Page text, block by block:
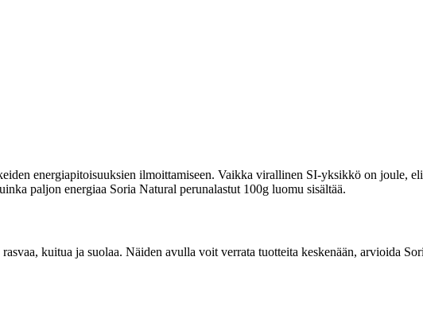
energiapitoisuuksien ilmoittamiseen. Vaikka virallinen SI-yksikkö on joule,
paljon energiaa Soria Natural perunalastut 100g luomu sisältää.
kuitua ja suolaa. Näiden avulla voit verrata tuotteita keskenään, arvioida